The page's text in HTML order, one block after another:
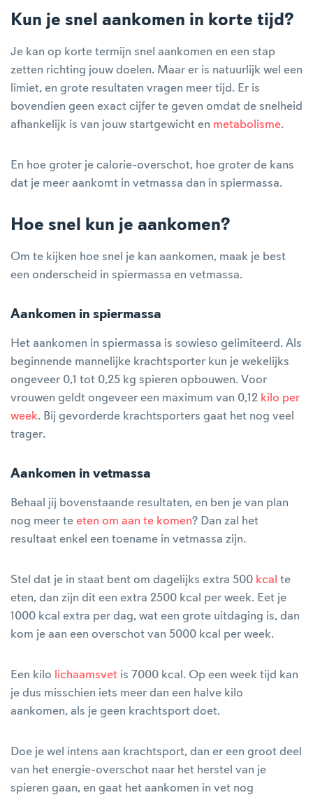
Kun je snel aankomen in korte tijd?
Je kan op korte termijn snel aankomen en een stap
zetten richting jouw doelen. Maar er is natuurlijk wel een
limiet, en grote resultaten vragen meer tijd. Er is
bovendien geen exact cijfer te geven omdat de snelheid
afhankelijk is van jouw startgewicht en metabolisme.
En hoe groter je calorie-overschot, hoe groter de kans
dat je meer aankomt in vetmassa dan in spiermassa.
Hoe snel kun je aankomen?
Om te kijken hoe snel je kan aankomen, maak je best
een onderscheid in spiermassa en vetmassa.
Aankomen in spiermassa
Het aankomen in spiermassa is sowieso gelimiteerd. Als
beginnende mannelijke krachtsporter kun je wekelijks
ongeveer 0,1 tot 0,25 kg spieren opbouwen. Voor
vrouwen geldt ongeveer een maximum van 0,12 kilo per
week. Bij gevorderde krachtsporters gaat het nog veel
trager.
Aankomen in vetmassa
Behaal jij bovenstaande resultaten, en ben je van plan
nog meer te eten om aan te komen? Dan zal het
resultaat enkel een toename in vetmassa zijn.
Stel dat je in staat bent om dagelijks extra 500 kcal te
eten, dan zijn dit een extra 2500 kcal per week. Eet je
1000 kcal extra per dag, wat een grote uitdaging is, dan
kom je aan een overschot van 5000 kcal per week.
Een kilo lichaamsvet is 7000 kcal. Op een week tijd kan
je dus misschien iets meer dan een halve kilo
aankomen, als je geen krachtsport doet.
Doe je wel intens aan krachtsport, dan er een groot deel
van het energie-overschot naar het herstel van je
spieren gaan, en gaat het aankomen in vet nog